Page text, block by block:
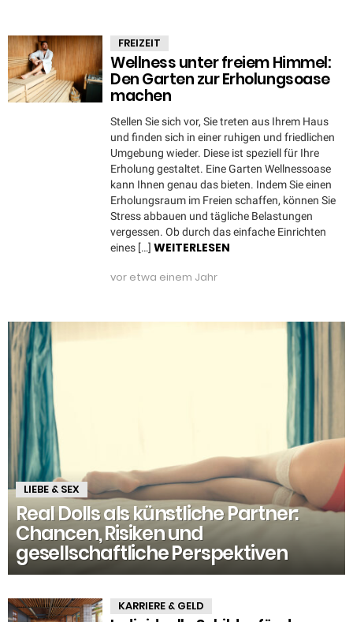
FREIZEIT
Wellness unter freiem Himmel:
Den Garten zur Erholungsoase
machen
Stellen Sie sich vor, Sie treten aus Ihrem Haus
und finden sich in einer ruhigen und friedlichen
Umgebung wieder. Diese ist speziell für Ihre
Erholung gestaltet. Eine Garten Wellnessoase
kann Ihnen genau das bieten. Indem Sie einen
Erholungsraum im Freien schaffen, können Sie
Stress abbauen und tägliche Belastungen
vergessen. Ob durch das einfache Einrichten
eines […] WEITERLESEN
vor etwa einem Jahr
LIEBE & SEX
Real Dolls als künstliche Partner:
Chancen, Risiken und
gesellschaftliche Perspektiven
KARRIERE & GELD